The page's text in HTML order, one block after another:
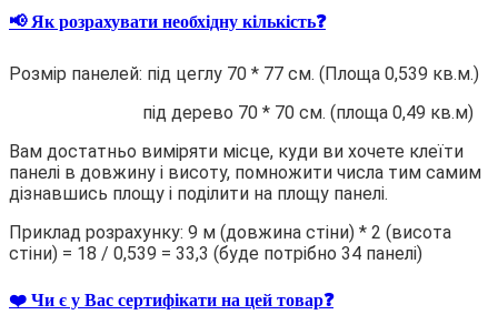
📢 Як розрахувати необхідну кількість❓
Розмір панелей: під цеглу 70 * 77 см. (Площа 0,539 кв.м.)
під дерево 70 * 70 см. (площа 0,49 кв.м)
Вам достатньо виміряти місце, куди ви хочете клеїти
панелі в довжину і висоту, помножити числа тим самим
дізнавшись площу і поділити на площу панелі.
Приклад розрахунку: 9 м (довжина стіни) * 2 (висота
стіни) = 18 / 0,539 = 33,3 (буде потрібно 34 панелі)
❤️ Чи є у Вас сертифікати на цей товар❓